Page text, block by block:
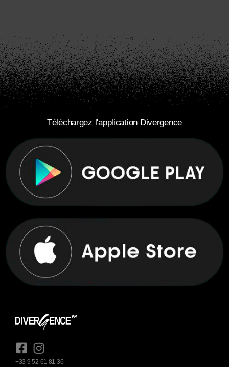
Téléchargez l'application Divergence
+33 9 52 61 81 36